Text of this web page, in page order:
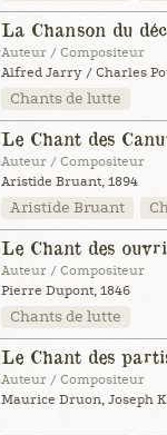
La Chanson du
Auteur / Compositeur
Alfred Jarry / Charles
Chants de lutte
Le Chant des
Auteur / Compositeur
Aristide Bruant, 1894
Aristide Bruant
Le Chant des
Auteur / Compositeur
Pierre Dupont, 1846
Chants de lutte
Le Chant des
Auteur / Compositeur
Maurice Druon, Joseph